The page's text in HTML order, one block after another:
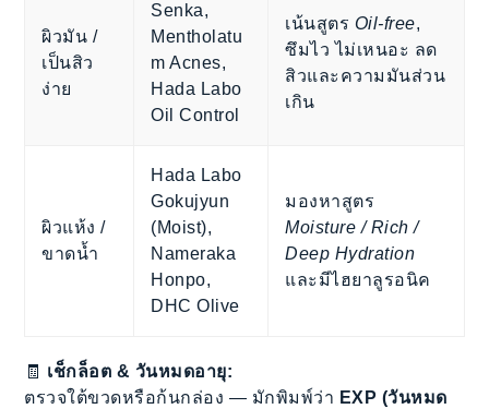
ผิวมัน /
เป็นสิว
ง่าย
Senka,
Mentholatu
m Acnes,
Hada Labo
Oil Control
เน้นสูตร Oil-free,
ซึมไว ไม่เหนอะ ลด
สิวและความมันส่วน
เกิน
ผิวแห้ง /
ขาดน้ำ
Hada Labo
Gokujyun
(Moist),
Nameraka
Honpo,
DHC Olive
มองหาสูตร
Moisture / Rich /
Deep Hydration
และมีไฮยาลูรอนิค
🧾 เช็กล็อต & วันหมดอายุ:
ตรวจใต้ขวดหรือก้นกล่อง — มักพิมพ์ว่า EXP (วันหมด